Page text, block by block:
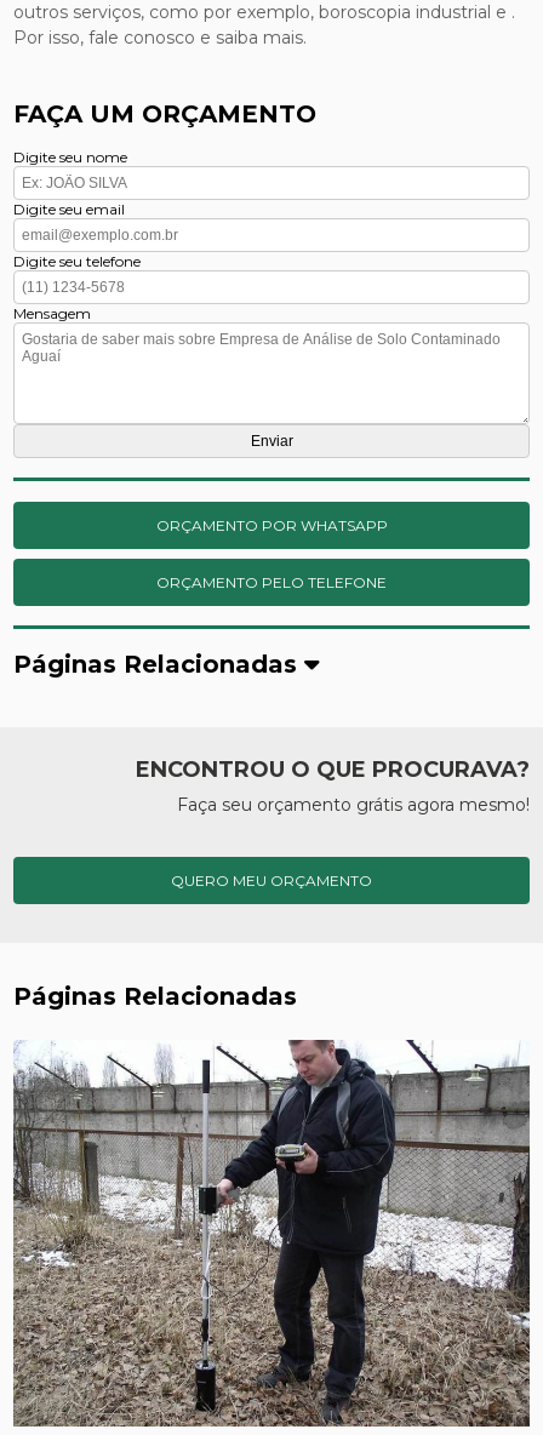
outros serviços, como por exemplo, boroscopia industrial e .
Por isso, fale conosco e saiba mais.
FAÇA UM ORÇAMENTO
Digite seu nome
Digite seu email
Digite seu telefone
Mensagem
ORÇAMENTO POR WHATSAPP
ORÇAMENTO PELO TELEFONE
Páginas Relacionadas
ENCONTROU O QUE PROCURAVA?
Faça seu orçamento grátis agora mesmo!
QUERO MEU ORÇAMENTO
Páginas Relacionadas